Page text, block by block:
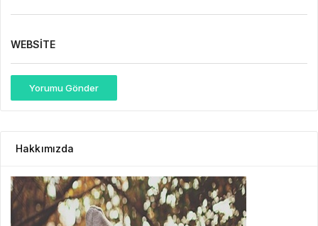
WEBSITE
Yorumu Gönder
Hakkımızda